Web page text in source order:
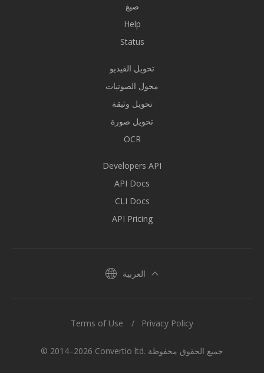
صيغ
Help
Status
تحويل الفيديو
محول الصوتيات
تحويل وثيقة
تحويل صورة
OCR
Developers API
API Docs
CLI Docs
API Pricing
العربية
© 2014–2026 Convertio ltd. جميع الحقوق محفوظة
Terms of Use Privacy Policy